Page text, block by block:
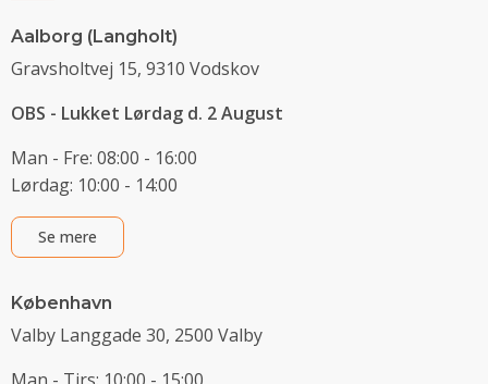
Aalborg (Langholt)
Gravsholtvej 15, 9310 Vodskov
OBS - Lukket Lørdag d. 2 August
Man - Fre: 08:00 - 16:00
Lørdag: 10:00 - 14:00
Se mere
København
Valby Langgade 30, 2500 Valby
Man - Tirs: 10:00 - 15:00